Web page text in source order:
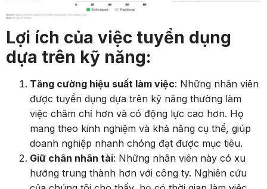
Lợi ích của việc tuyển dụng
dựa trên kỹ năng:
Tăng cường hiệu suất làm việc: Những nhân viên
được tuyển dụng dựa trên kỹ năng thường làm
việc chăm chỉ hơn và có động lực cao hơn. Họ
mang theo kinh nghiệm và khả năng cụ thể, giúp
doanh nghiệp nhanh chóng đạt được mục tiêu.
Giữ chân nhân tài: Những nhân viên này có xu
hướng trung thành hơn với công ty. Nghiên cứu